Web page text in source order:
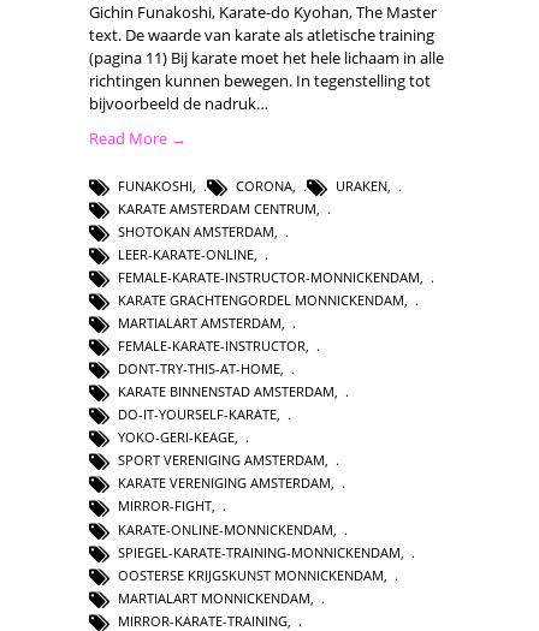
Gichin Funakoshi, Karate-do Kyohan, The Master
text. De waarde van karate als atletische training
(pagina 11) Bij karate moet het hele lichaam in alle
richtingen kunnen bewegen. In tegenstelling tot
bijvoorbeeld de nadruk…
Read More →
FUNAKOSHI CORONA URAKEN
KARATE AMSTERDAM CENTRUM
SHOTOKAN AMSTERDAM
LEER-KARATE-ONLINE
FEMALE-KARATE-INSTRUCTOR-MONNICKENDAM
KARATE GRACHTENGORDEL MONNICKENDAM
MARTIALART AMSTERDAM
FEMALE-KARATE-INSTRUCTOR,
DONT-TRY-THIS-AT-HOME,
KARATE BINNENSTAD AMSTERDAM,
DO-IT-YOURSELF-KARATE,
YOKO-GERI-KEAGE,
SPORT VERENIGING AMSTERDAM,
KARATE VERENIGING AMSTERDAM,
MIRROR-FIGHT,
KARATE-ONLINE-MONNICKENDAM
SPIEGEL-KARATE-TRAINING-MONNICKENDAM
OOSTERSE KRIJGSKUNST MONNICKENDAM
MARTIALART MONNICKENDAM
MIRROR-KARATE-TRAINING